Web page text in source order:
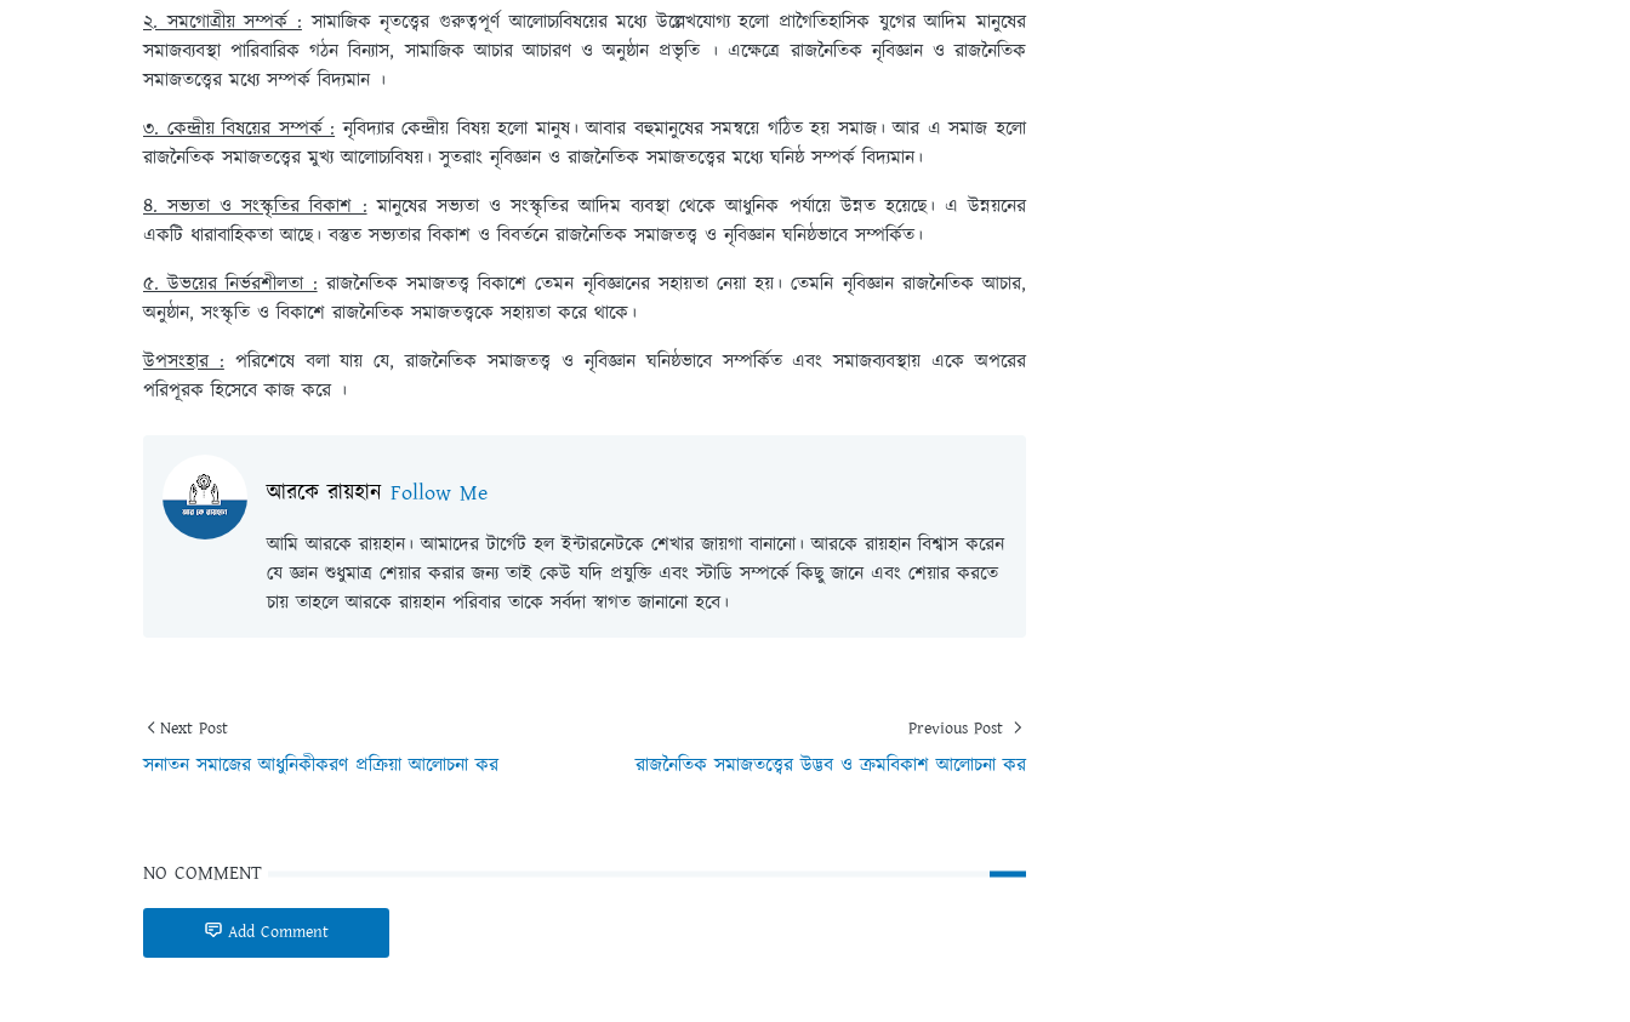
২. সমগোত্রীয় সম্পর্ক :সামাজিক নৃতত্ত্বের গুরুত্বপূর্ণ আলোচ্যবিষয়ের মধ্যে উল্লেখযোগ্য হলো প্রাগৈতিহাসিক যুগের আদিম মানুষের
সমাজব্যবস্থা পারিবারিক গঠন বিন্যাস, সামাজিক আচার আচারণ ও অনুষ্ঠান প্রভৃতি । এক্ষেত্রে রাজনৈতিক নৃবিজ্ঞান ও রাজনৈতিক
সমাজতত্ত্বের মধ্যে সম্পর্ক বিদ্যমান ।
৩. কেন্দ্রীয় বিষয়ের সম্পর্ক : নৃবিদ্যার কেন্দ্রীয় বিষয় হলো মানুষ। আবার বহুমানুষের সমন্বয়ে গঠিত হয় সমাজ। আর এ সমাজ হলো
রাজনৈতিক সমাজতত্ত্বের মুখ্য আলোচ্যবিষয়। সুতরাং নৃবিজ্ঞান ও রাজনৈতিক সমাজতত্ত্বের মধ্যে ঘনিষ্ঠ সম্পর্ক বিদ্যমান।
৪. সভ্যতা ও সংস্কৃতির বিকাশ :মানুষের সভ্যতা ও সংস্কৃতির আদিম ব্যবস্থা থেকে আধুনিক পর্যায়ে উন্নত হয়েছে। এ উন্নয়নের
একটি ধারাবাহিকতা আছে। বস্তুত সভ্যতার বিকাশ ও বিবর্তনে রাজনৈতিক সমাজতত্ত্ব ও নৃবিজ্ঞান ঘনিষ্ঠভাবে সম্পর্কিত।
৫. উভয়ের নির্ভরশীলতা :রাজনৈতিক সমাজতত্ত্ব বিকাশে তেমন নৃবিজ্ঞানের সহায়তা নেয়া হয়। তেমনি নৃবিজ্ঞান রাজনৈতিক আচার,
অনুষ্ঠান, সংস্কৃতি ও বিকাশে রাজনৈতিক সমাজতত্ত্বকে সহায়তা করে থাকে।
উপসংহার :পরিশেষে বলা যায় যে, রাজনৈতিক সমাজতত্ত্ব ও নৃবিজ্ঞান ঘনিষ্ঠভাবে সম্পর্কিত এবং সমাজব্যবস্থায় একে অপরের
পরিপূরক হিসেবে কাজ করে ।
আরকে রায়হান Follow Me
আমি আরকে রায়হান। আমাদের টার্গেট হল ইন্টারনেটকে শেখার জায়গা বানানো। আরকে রায়হান বিশ্বাস করেন
যে জ্ঞান শুধুমাত্র শেয়ার করার জন্য তাই কেউ যদি প্রযুক্তি এবং স্টাডি সম্পর্কে কিছু জানে এবং শেয়ার করতে
চায় তাহলে আরকে রায়হান পরিবার তাকে সর্বদা স্বাগত জানানো হবে।
Next Post
সনাতন সমাজের আধুনিকীকরণ প্রক্রিয়া আলোচনা কর
Previous Post
রাজনৈতিক সমাজতত্ত্বের উদ্ভব ও ক্রমবিকাশ আলোচনা কর
NO COMMENT
Add Comment